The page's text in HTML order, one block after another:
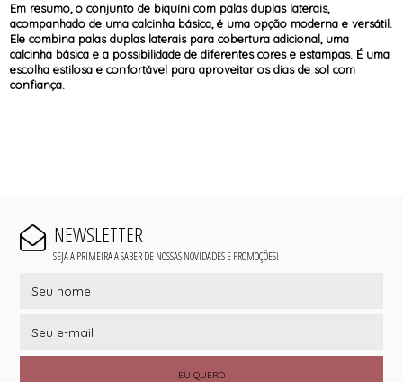
Em resumo, o conjunto de biquíni com palas duplas laterais,
acompanhado de uma calcinha básica, é uma opção moderna e versátil.
Ele combina palas duplas laterais para cobertura adicional, uma
calcinha básica e a possibilidade de diferentes cores e estampas. É uma
escolha estilosa e confortável para aproveitar os dias de sol com
confiança.
NEWSLETTER
SEJA A PRIMEIRA A SABER DE NOSSAS NOVIDADES E PROMOÇÕES!
EU QUERO